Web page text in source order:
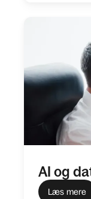
AI og
Læs mere